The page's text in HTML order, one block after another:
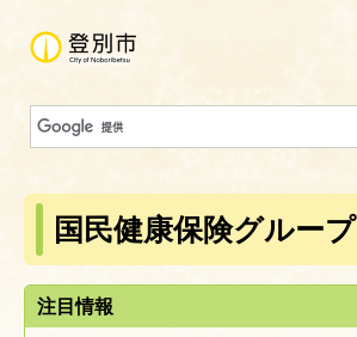
国民健康保険グループ
注目情報